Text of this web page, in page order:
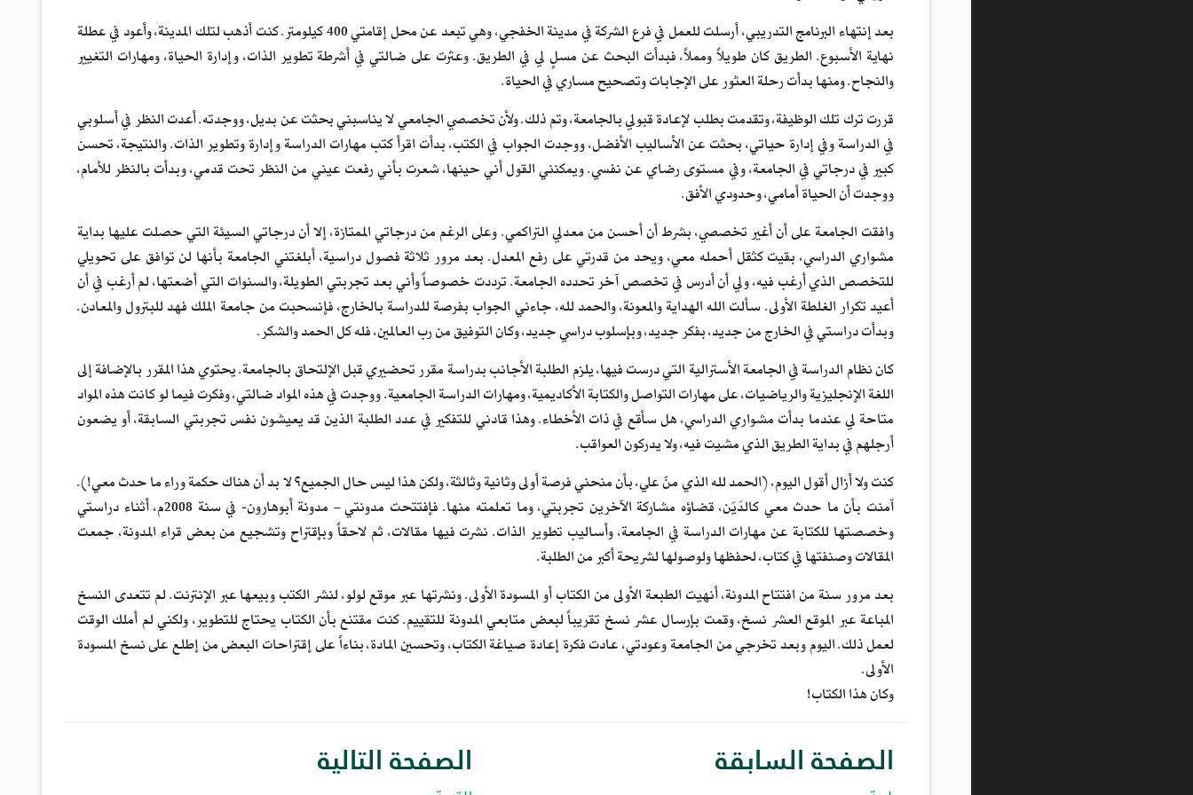
بعد إنتهاء البرنامج التدريبي، أرسلت للعمل في فرع الشركة في مدينة الخفجي، وهي تبعد عن محل إقامتي 400 كيلومتر. كنت أذهب لتلك المدينة، وأعود في عطلة
نهاية الأسبوع. الطريق كان طويلاً ومملاً، فبدأت البحث عن مسلٍ لي في الطريق. وعثرت على ضالتي في أشرطة تطوير الذات، وإدارة الحياة، ومهارات التغيير
والنجاح. ومنها بدأت رحلة العثور على الإجابات وتصحيح مساري في الحياة.
قررت ترك تلك الوظيفة، وتقدمت بطلب لإعادة قبولي بالجامعة، وتم ذلك. ولأن تخصصي الجامعي لا يناسبني بحثت عن بديل، ووجدته. أعدت النظر في أسلوبي
في الدراسة وفي إدارة حياتي، بحثت عن الأساليب الأفضل، ووجدت الجواب في الكتب، بدأت اقرأ كتب مهارات الدراسة وإدارة وتطوير الذات. والنتيجة، تحسن
كبير في درجاتي في الجامعة، وفي مستوى رضاي عن نفسي. ويمكنني القول أني حينها، شعرت بأني رفعت عيني من النظر تحت قدمي، وبدأت بالنظر للأمام،
ووجدت أن الحياة أمامي، وحدودي الأفق.
وافقت الجامعة على أن أغير تخصصي، بشرط أن أحسن من معدلي التراكمي. وعلى الرغم من درجاتي الممتازة، إلا أن درجاتي السيئة التي حصلت عليها بداية
مشواري الدراسي، بقيت كثقل أحمله معي، ويحد من قدرتي على رفع المعدل. بعد مرور ثلاثة فصول دراسية، أبلغتني الجامعة بأنها لن توافق على تحويلي
للتخصص الذي أرغب فيه، ولي أن أدرس في تخصص آخر تحدده الجامعة. ترددت خصوصاً وأني بعد تجربتي الطويلة، والسنوات التي أضعتها، لم أرغب في أن
أعيد تكرار الغلطة الأولى. سألت الله الهداية والمعونة، والحمد لله، جاءني الجواب بفرصة للدراسة بالخارج، فإنسحبت من جامعة الملك فهد للبترول والمعادن.
وبدأت دراستي في الخارج من جديد، بفكر جديد، وبإسلوب دراسي جديد، وكان التوفيق من رب العالمين، فله كل الحمد والشكر.
كان نظام الدراسة في الجامعة الأسترالية التي درست فيها، يلزم الطلبة الأجانب بدراسة مقرر تحضيري قبل الإلتحاق بالجامعة. يحتوي هذا المقرر بالإضافة إلى
اللغة الإنجليزية والرياضيات، على مهارات التواصل والكتابة الأكاديمية، ومهارات الدراسة الجامعية. ووجدت في هذه المواد ضالتي، وفكرت فيما لو كانت هذه المواد
متاحة لي عندما بدأت مشواري الدراسي، هل سأقع في ذات الأخطاء. وهذا قادني للتفكير في عدد الطلبة الذين قد يعيشون نفس تجربتي السابقة، أو يضعون
أرجلهم في بداية الطريق الذي مشيت فيه، ولا يدركون العواقب.
كنت ولا أزال أقول اليوم، (الحمد لله الذي منّ علي، بأن منحني فرصة أولى وثانية وثالثة، ولكن هذا ليس حال الجميع؟ لا بد أن هناك حكمة وراء ما حدث معي!).
آمنت بأن ما حدث معي كالدَيَن، قضاؤه مشاركة الآخرين تجربتي، وما تعلمته منها. فإفتتحت مدونتي – مدونة أبوهارون- في سنة 2008م، أثناء دراستي
وخصصتها للكتابة عن مهارات الدراسة في الجامعة، وأساليب تطوير الذات. نشرت فيها مقالات، ثم لاحقاً وبإقتراح وتشجيع من بعض قراء المدونة، جمعت
المقالات وصنفتها في كتاب، لحفظها ولوصولها لشريحة أكبر من الطلبة.
بعد مرور سنة من افتتاح المدونة، أنهيت الطبعة الأولى من الكتاب أو المسودة الأولى. ونشرتها عبر موقع لولو، لنشر الكتب وبيعها عبر الإنترنت. لم تتعدى النسخ
المباعة عبر الموقع العشر نسخ، وقمت بإرسال عشر نسخ تقريباً لبعض متابعي المدونة للتقييم. كنت مقتنع بأن الكتاب يحتاج للتطوير، ولكني لم أملك الوقت
لعمل ذلك. اليوم وبعد تخرجي من الجامعة وعودتي، عادت فكرة إعادة صياغة الكتاب، وتحسين المادة، بناءاً على إقتراحات البعض من إطلع على نسخ المسودة
الأولى.
وكان هذا الكتاب!
الصفحة السابقة الصفحة التالية